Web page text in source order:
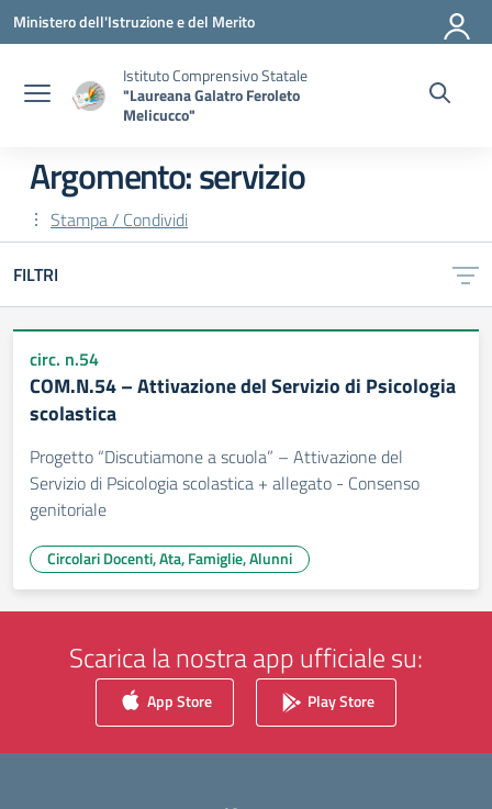
Vai ai contenuti
Vai al menu di navigazione
Vai al footer
Ministero dell'Istruzione e del Merito
Istituto Comprensivo Statale
"Laureana Galatro Feroleto
Melicucco"
Argomento: servizio
Stampa / Condividi
FILTRI
circ. n.54
COM.N.54 – Attivazione del Servizio di Psicologia
scolastica
Progetto “Discutiamone a scuola” – Attivazione del
Servizio di Psicologia scolastica + allegato - Consenso
genitoriale
Circolari Docenti, Ata, Famiglie, Alunni
Scarica la nostra app ufficiale su:
App Store Play Store